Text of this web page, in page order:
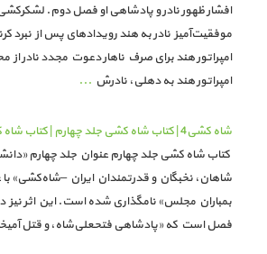
افشار ظهور نادر و پادشاهی او فصل دوم.
موفقیت‌آمیز نادر به هند رویدادهای پس از نبرد
امپراتور هند برای صرف ناهار دعوت مجدد نادر از
امپراتور هند به دهلی، نادرش ...
شاه کشی4 | کتاب شاه کشی جلد چهارم | کتاب شاه کشی
کتاب شاه کشی جلد چهارم عنوان جلد چهارم
شاهان، نخبگان و قدرتمندان ایران –شاه‌کشی» با
بمباران مجلس» نامگذاری شده است. این اثر نیز
فصل است که «پادشاهی فتحعلی‌شاه، و قتل